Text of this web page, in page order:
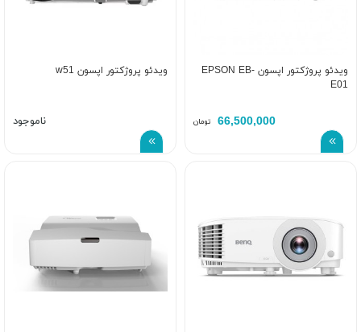
ویدئو پروژکتور اپسون EPSON EB-
E01
66,500,000 تومان
ویدئو پروژکتور اپسون w51
ناموجود